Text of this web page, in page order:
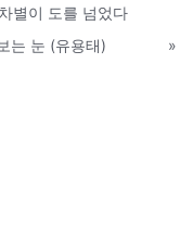
별이 도를 넘었다
는 눈 (유용태)
»